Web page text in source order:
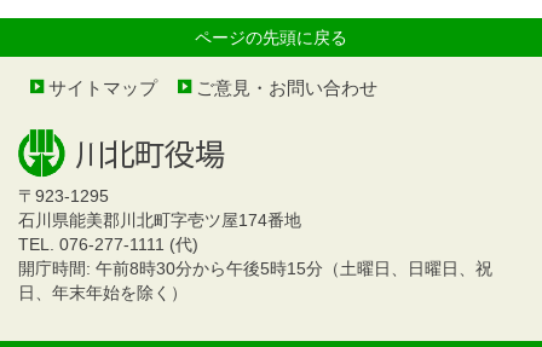
ページの先頭に戻る
サイトマップ ご意見・お問い合わせ
〒923-1295
石川県能美郡川北町字壱ツ屋174番地
TEL. 076-277-1111 (代)
開庁時間: 午前8時30分から午後5時15分（土曜日、日曜日、祝
日、年末年始を除く）